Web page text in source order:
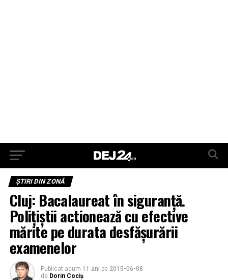
ŞTIRI DIN ZONĂ
Cluj: Bacalaureat în siguranță.
Polițiștii actionează cu efective
mărite pe durata desfășurării
examenelor
Publicat acum 11 ani pe 2015-06-08
de Dorin Cociș